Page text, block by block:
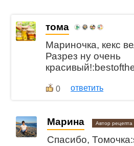
тома
Мариночка, кекс
Разрез ну очень
0 ответить
Марина Автор рецепта
Спасибо,